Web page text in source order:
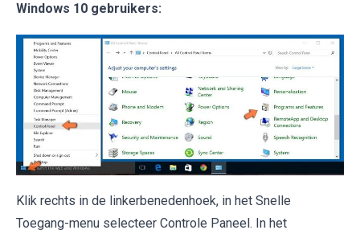
Windows 10 gebruikers:
Klik rechts in de linkerbenedenhoek, in het Snelle
Toegang-menu selecteer Controle Paneel. In het